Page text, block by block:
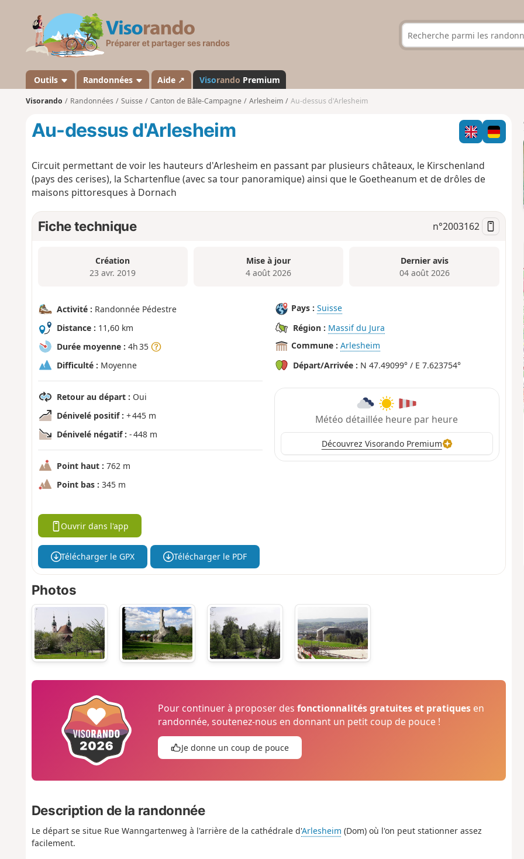
s
a
n
d
Outils Randonnées Aide ↗ Visorando Premium
Visorando Randonnées Suisse Canton de Bâle-Campagne Arlesheim Au-dessus d'Arlesheim
Au-dessus d'Arlesheim
Circuit permettant de voir les hauteurs d'Arlesheim en passant par plusieurs châteaux, le Kirschenland
(pays des cerises), la Schartenflue (avec sa tour panoramique) ainsi que le Goetheanum et de drôles de
maisons pittoresques à Dornach
Fiche technique n°2003162
Création
23 avr. 2019
Mise à jour
4 août 2026
Dernier avis
04 août 2026
Activité : Randonnée Pédestre
Distance : 11,60 km
Durée moyenne : 4h 35
Difficulté : Moyenne
Retour au départ : Oui
Dénivelé positif : + 445 m
Dénivelé négatif : - 448 m
Point haut : 762 m
Point bas : 345 m
Pays : Suisse
Région : Massif du Jura
Commune : Arlesheim
Départ/Arrivée : N 47.49099° / E 7.623754°
Météo détaillée heure par heure
Découvrez Visorando Premium
Ouvrir dans l'app
Télécharger le GPX Télécharger le PDF
Photos
Pour continuer à proposer desfonctionnalités gratuites et pratiques en
randonnée, soutenez-nous en donnant un petit coup de pouce !
Je donne un coup de pouce
Description de la randonnée
Le départ se situe Rue Wanngartenweg à l'arrière de la cathédrale d'Arlesheim (Dom) où l'on peut stationner assez
facilement.